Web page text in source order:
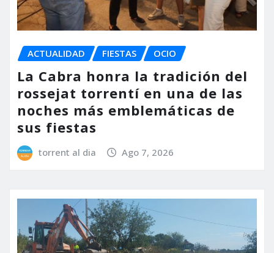
ACTUALIDAD FIESTAS OCIO
La Cabra honra la tradición del
rossejat torrentí en una de las
noches más emblemáticas de
sus fiestas
torrent al dia Ago 7, 2026